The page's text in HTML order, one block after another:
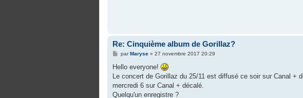
Re: Cinquième album de Gorillaz?
M
s
a
g
parMaryse» 27 novembre 2017 20:29
Hello everyone!
Le concert de Gorillaz du 25/11 est diffusé ce soir sur Canal +
mercredi 6 sur Canal + décalé.
Quelqu'un enregistre ?